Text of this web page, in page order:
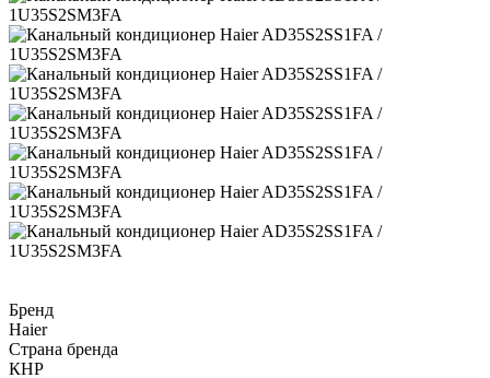
Бренд
Haier
Страна бренда
КНР